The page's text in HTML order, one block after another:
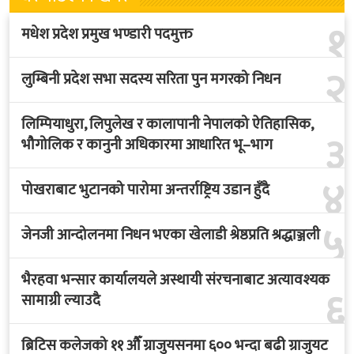
१
मधेश प्रदेश प्रमुख भण्डारी पदमुक्त
२
लुम्बिनी प्रदेश सभा सदस्य सरिता पुन मगरको निधन
३
लिम्पियाधुरा, लिपुलेख र कालापानी नेपालको ऐतिहासिक,
भौगोलिक र कानुनी अधिकारमा आधारित भू–भाग
४
पोखराबाट भुटानको पारोमा अन्तर्राष्ट्रिय उडान हुँदै
५
जेनजी आन्दोलनमा निधन भएका खेलाडी श्रेष्ठप्रति श्रद्धाञ्जली
६
भैरहवा भन्सार कार्यालयले अस्थायी संरचनाबाट अत्यावश्यक
सामाग्री ल्याउदै
ब्रिटिस कलेजको ११ औँ ग्राजुयसनमा ६०० भन्दा बढी ग्राजुयट